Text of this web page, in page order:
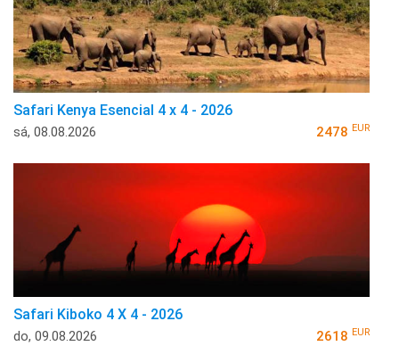
Safari Kenya Esencial 4 x 4 - 2026
sá, 08.08.2026 2478 EUR
Safari Kiboko 4 X 4 - 2026
do, 09.08.2026 2618 EUR